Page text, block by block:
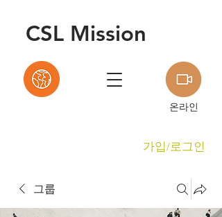
CSL Mission
온라인
가입/로그인
그룹